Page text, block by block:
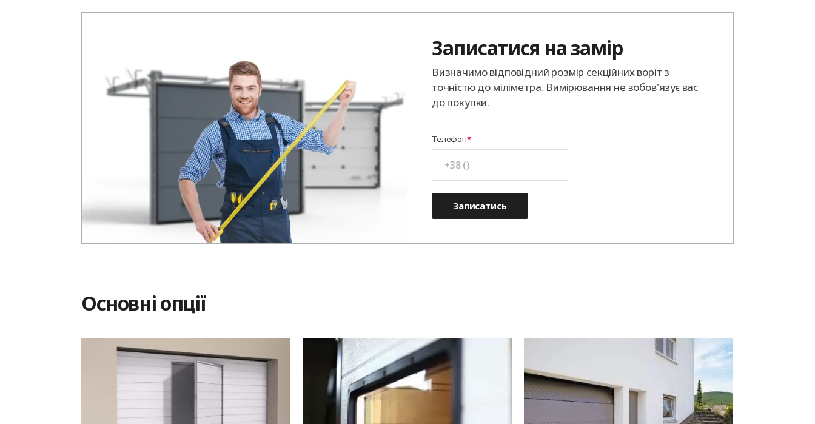
Записатися на замір
Визначимо відповідний розмір секційних воріт з
точністю до міліметра. Вимірювання не зобов'язує вас
до покупки.
Телефон
Записатись
Основні опції